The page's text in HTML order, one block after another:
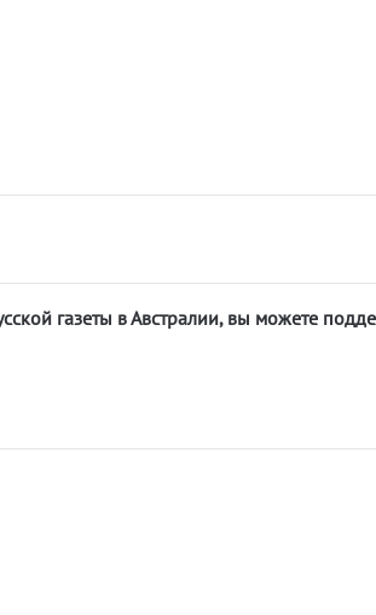
газеты в Австралии, вы можете